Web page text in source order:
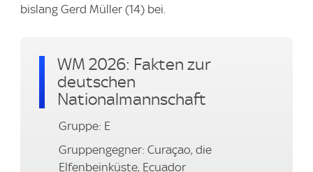
bislang Gerd Müller (14) bei.
WM 2026: Fakten zur
deutschen
Nationalmannschaft
Gruppe: E
Gruppengegner: Curaçao, die
Elfenbeinküste, Ecuador